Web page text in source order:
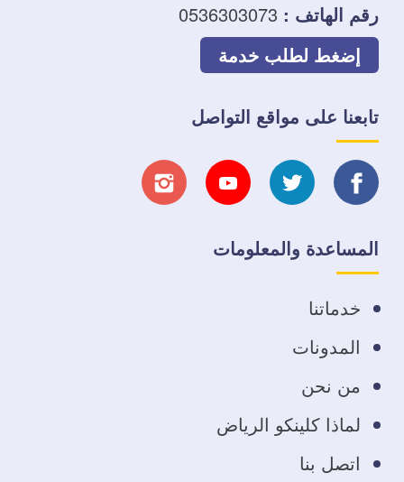
رقم الهاتف : 0536303073
إضغط لطلب خدمة
تابعنا على مواقع التواصل
تابعنا
على
فيسبوك
تابعنا
على
تابعنا تابعنا
المساعدة والمعلومات
خدماتنا
المدونات
من نحن
لماذا كلينكو الرياض
اتصل بنا